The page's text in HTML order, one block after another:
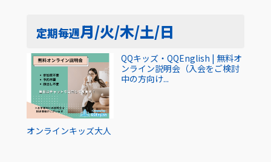
定期毎週月/火/木/土/日
オンラインキッズ大人
QQキッズ・QQEnglish | 無料オ
ンライン説明会（入会をご検討
中の方向け...